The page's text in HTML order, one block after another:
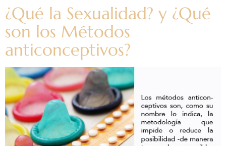
¿Qué la Sexualidad? y ¿Qué
son los Métodos
anticonceptivos?